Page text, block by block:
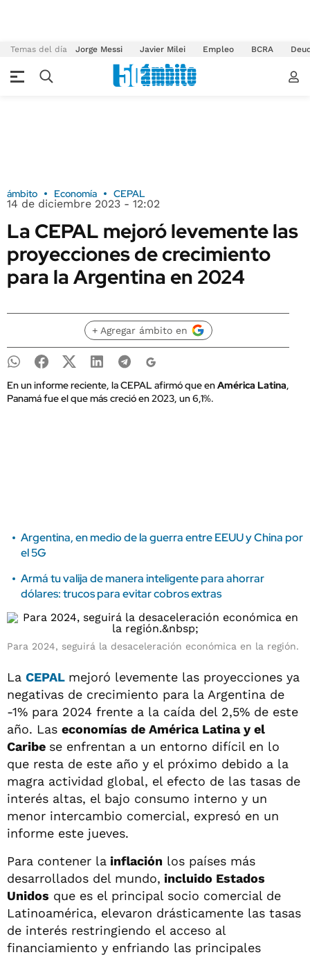
Temas del día Jorge Messi Javier Milei Empleo BCRA
ámbito Economía CEPAL
14 de diciembre 2023 - 12:02
La CEPAL mejoró levemente las
proyecciones de crecimiento
para la Argentina en 2024
+ Agregar ámbito en
En un informe reciente, la CEPAL afirmó que enAmérica Latina,
Panamá fue el que más creció en 2023, un 6,1%.
Argentina, en medio de la guerra entre EEUU y China por
el 5G
Armá tu valija de manera inteligente para ahorrar
dólares: trucos para evitar cobros extras
Para 2024, seguirá la desaceleración económica en la región.
La CEPAL mejoró levemente las proyecciones ya
negativas de crecimiento para la Argentina de
-1% para 2024 frente a la caída del 2,5% de este
año. Las economías de América Latina y el
Caribe se enfrentan a un entorno difícil en lo
que resta de este año y el próximo debido a la
magra actividad global, el efecto de las tasas de
interés altas, el bajo consumo interno y un
menor intercambio comercial, expresó en un
informe este jueves.
Para contener la inflación los países más
desarrollados del mundo, incluido Estados
Unidos que es el principal socio comercial de
Latinoamérica, elevaron drásticamente las tasas
de interés restringiendo el acceso al
financiamiento y enfriando las principales